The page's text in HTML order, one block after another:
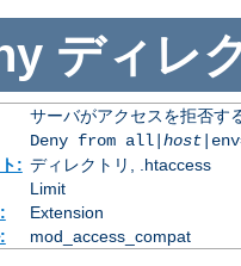
ディレ
サーバがアクセスを拒否す
Deny from all| host
: ディレクトリ, .htaccess
Limit
Extension
mod_access_compat